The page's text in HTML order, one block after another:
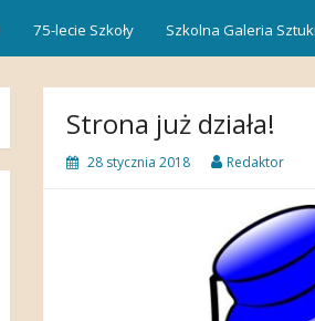
75-lecie Szkoły Szkolna Galeria Sztuki
Strona już działa!
28 stycznia 2018 Redaktor